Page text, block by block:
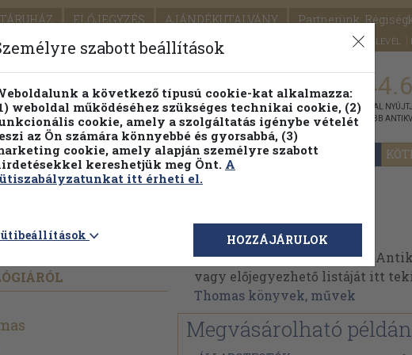
ELŐJEGYZÉS AJÁNDÉKUTALVÁNY Partnerünk:
SEGÍTSÉG HÍRLEVÉL
PILLANATNYI ÁRAINK FENNTARTHATÓ OLVASMÁNYOK
Részletes kereső Témaköri fa
KIADVÁNNYAL
LEGNAGYOBB
sejtnek? Lewis Thomas
Lewis Thomas műveinek az
vagy előjegyezhető listáját itt
Thomas könyvek, művek
Megvásárolható
szabott beállítások
a következő típusú cookie-kat alkalmazza:
weboldal működéséhez szükséges technikai cookie, (2)
cookie, amely a szolgáltatás igénybe vételét
az Ön számára könnyebbé és gyorsabbá, (3)
cookie, amely alapján személyre szabott
kereshetjük meg Önt. A
itt érheti el.
HOZZÁJÁRULOK